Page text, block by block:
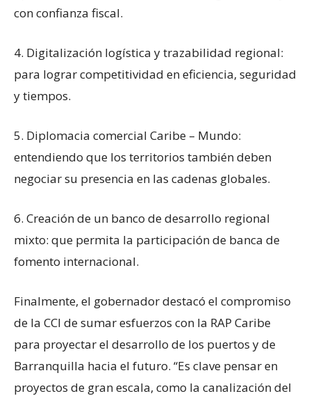
con confianza fiscal.
4. Digitalización logística y trazabilidad regional:
para lograr competitividad en eficiencia, seguridad
y tiempos.
5. Diplomacia comercial Caribe – Mundo:
entendiendo que los territorios también deben
negociar su presencia en las cadenas globales.
6. Creación de un banco de desarrollo regional
mixto: que permita la participación de banca de
fomento internacional.
Finalmente, el gobernador destacó el compromiso
de la CCI de sumar esfuerzos con la RAP Caribe
para proyectar el desarrollo de los puertos y de
Barranquilla hacia el futuro. “Es clave pensar en
proyectos de gran escala, como la canalización del